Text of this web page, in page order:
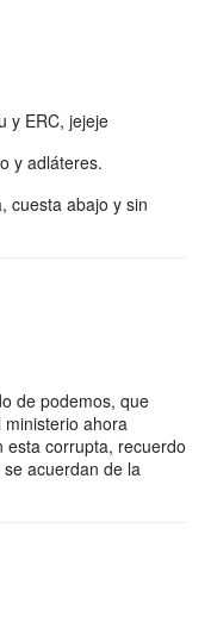
y ERC, jejeje
y adláteres.
cuesta abajo y sin
de podemos, que
ahora
esta corrupta, recuerdo
acuerdan de la